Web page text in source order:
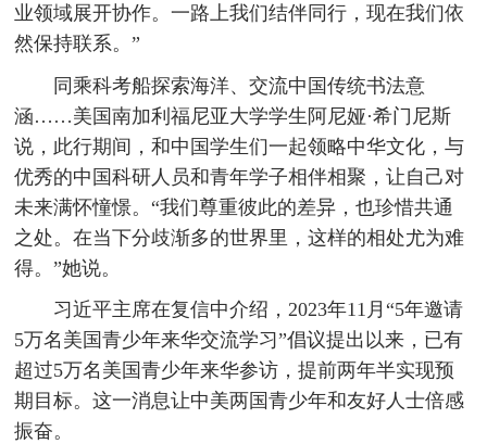
业领域展开协作。一路上我们结伴同行，现在我们依
然保持联系。”
同乘科考船探索海洋、交流中国传统书法意
涵……美国南加利福尼亚大学学生阿尼娅·希门尼斯
说，此行期间，和中国学生们一起领略中华文化，与
优秀的中国科研人员和青年学子相伴相聚，让自己对
未来满怀憧憬。“我们尊重彼此的差异，也珍惜共通
之处。在当下分歧渐多的世界里，这样的相处尤为难
得。”她说。
习近平主席在复信中介绍，2023年11月“5年邀请
5万名美国青少年来华交流学习”倡议提出以来，已有
超过5万名美国青少年来华参访，提前两年半实现预
期目标。这一消息让中美两国青少年和友好人士倍感
振奋。